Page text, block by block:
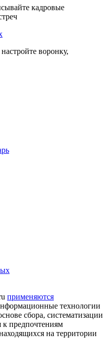
кадровые
воронку,
применяются
технологии
сбора, систематизации
к предпочтениям
на территории